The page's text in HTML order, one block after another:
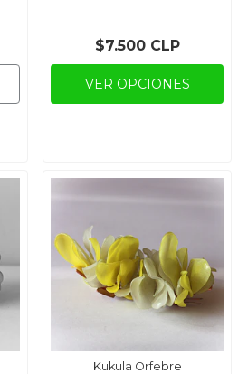
$7.500 CLP
VER OPCIONES
Kukula Orfebre